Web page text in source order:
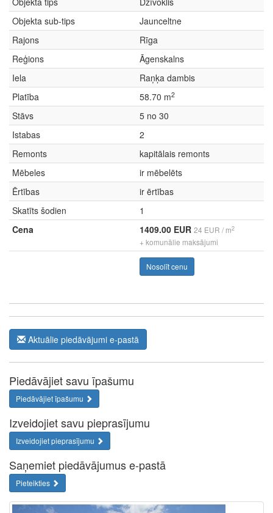
Objekta sub-tips
Jaunceltne
Rajons
Rīga
Reģions
Āgenskalns
Iela
Raņķa dambis
Platība
58.70 m2
Stāvs
5 no 30
Istabas
2
Remonts
kapitālais remonts
Mēbeles
ir mēbelēts
Ērtības
ir ērtības
Skatīts šodien
1
Cena
1409.00 EUR 24 EUR / m2
+ komunālie maksājumi
Nosolīt cenu
Aktuālie piedāvājumi e-pastā
Piedāvājiet savu īpašumu
Piedāvājiet īpašumu
Izveidojiet savu pieprasījumu
Izveidojiet pieprasījumu
Saņemiet piedāvājumus e-pastā
Pieteikties